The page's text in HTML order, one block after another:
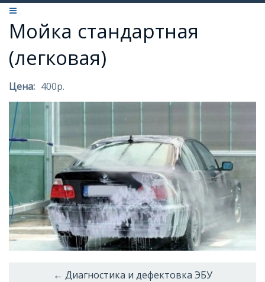
Мойка стандартная
(легковая)
Цена: 400р.
← Диагностика и дефектовка ЭБУ